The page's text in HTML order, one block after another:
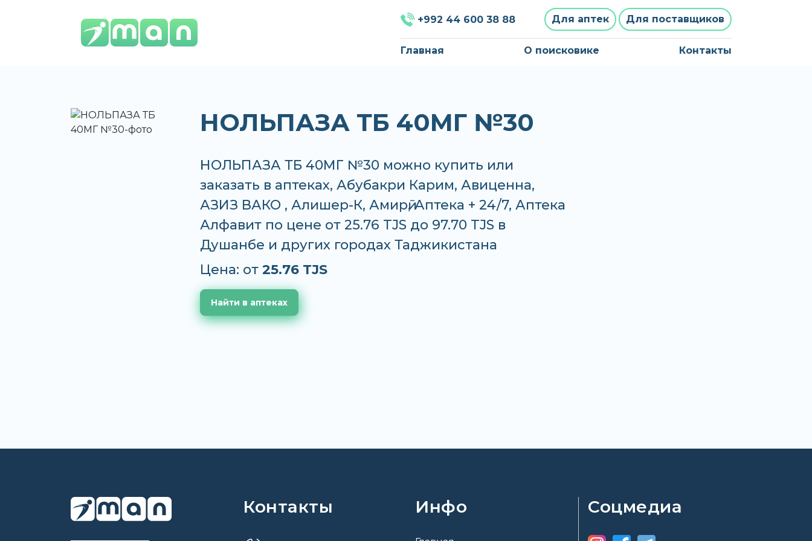
+992 44 600 38 88 Для аптек Для поставщиков
Главная О поисковике Контакты
НОЛЬПАЗА ТБ 40МГ №30
НОЛЬПАЗА ТБ 40МГ №30 можно купить или
заказать в аптеках, Абубакри Карим, Авиценна,
АЗИЗ ВАКО , Алишер-К, Амирӣ, Аптека + 24/7, Аптека
Алфавит по цене от 25.76 TJS до 97.70 TJS в
Душанбе и других городах Таджикистана
Цена: от 25.76 TJS
Найти в аптеках
Контакты Инфо Соцмедиа